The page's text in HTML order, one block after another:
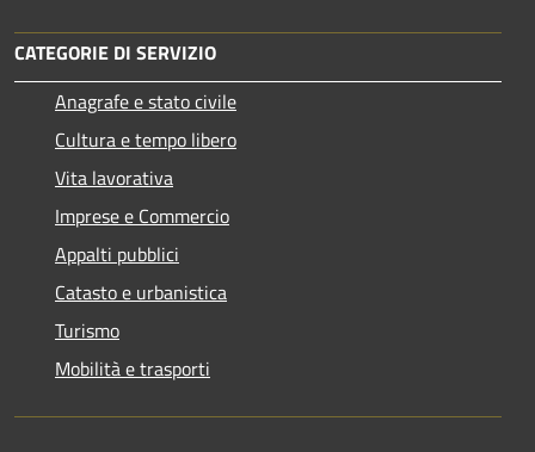
CATEGORIE DI SERVIZIO
Anagrafe e stato civile
Cultura e tempo libero
Vita lavorativa
Imprese e Commercio
Appalti pubblici
Catasto e urbanistica
Turismo
Mobilità e trasporti